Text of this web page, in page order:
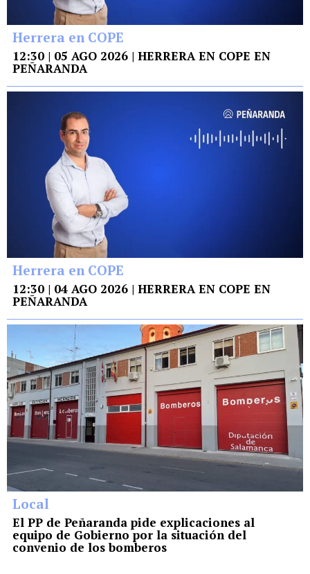
Herrera en COPE
12:30 | 05 AGO 2026 | HERRERA EN COPE EN
PEÑARANDA
Herrera en COPE
12:30 | 04 AGO 2026 | HERRERA EN COPE EN
PEÑARANDA
Local
El PP de Peñaranda pide explicaciones al
equipo de Gobierno por la situación del
convenio de los bomberos